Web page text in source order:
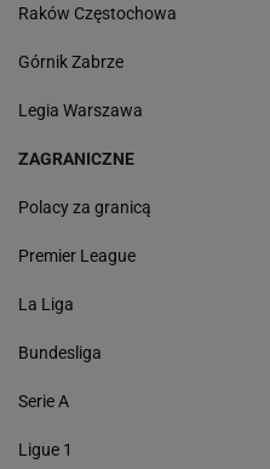
Raków Częstochowa
Górnik Zabrze
Legia Warszawa
ZAGRANICZNE
Polacy za granicą
Premier League
La Liga
Bundesliga
Serie A
Ligue 1